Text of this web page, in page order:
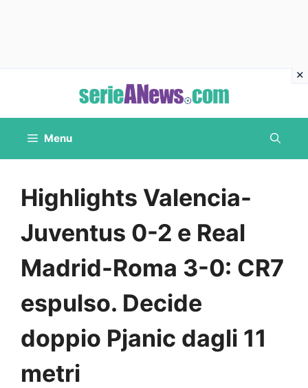
contenuto
Menu
Highlights Valencia-
Juventus 0-2 e Real
Madrid-Roma 3-0: CR7
espulso. Decide
doppio Pjanic dagli 11
metri